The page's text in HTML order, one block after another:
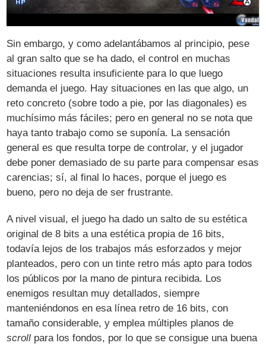
Sin embargo, y como adelantábamos al principio, pese
al gran salto que se ha dado, el control en muchas
situaciones resulta insuficiente para lo que luego
demanda el juego. Hay situaciones en las que algo, un
reto concreto (sobre todo a pie, por las diagonales) es
muchísimo más fáciles; pero en general no se nota que
haya tanto trabajo como se suponía. La sensación
general es que resulta torpe de controlar, y el jugador
debe poner demasiado de su parte para compensar esas
carencias; sí, al final lo haces, porque el juego es
bueno, pero no deja de ser frustrante.
A nivel visual, el juego ha dado un salto de su estética
original de 8 bits a una estética propia de 16 bits,
todavía lejos de los trabajos más esforzados y mejor
planteados, pero con un tinte retro más apto para todos
los públicos por la mano de pintura recibida. Los
enemigos resultan muy detallados, siempre
manteniéndonos en esa línea retro de 16 bits, con
tamaño considerable, y emplea múltiples planos de
scroll para los fondos, por lo que se consigue una buena